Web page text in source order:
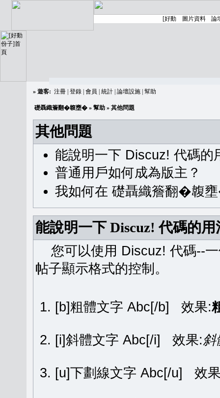
» 遊客: 注冊 登錄 會員 統計 論壇設施 幫助
礎聶織簷翻�䪖壅� » 幫助 » 其他問題
其他問題
能說明一下 Discuz! 代碼的
普通用戶如何成為版主？
我如何在 礎聶織簷翻�䪖
能說明一下 Discuz! 代碼的用
您可以使用 Discuz! 代碼--一
帖子顯示格式的控制。
[b]粗體文字 Abc[/b] 效果:
[i]斜體文字 Abc[/i] 效果:斜
[u]下劃線文字 Abc[/u] 效